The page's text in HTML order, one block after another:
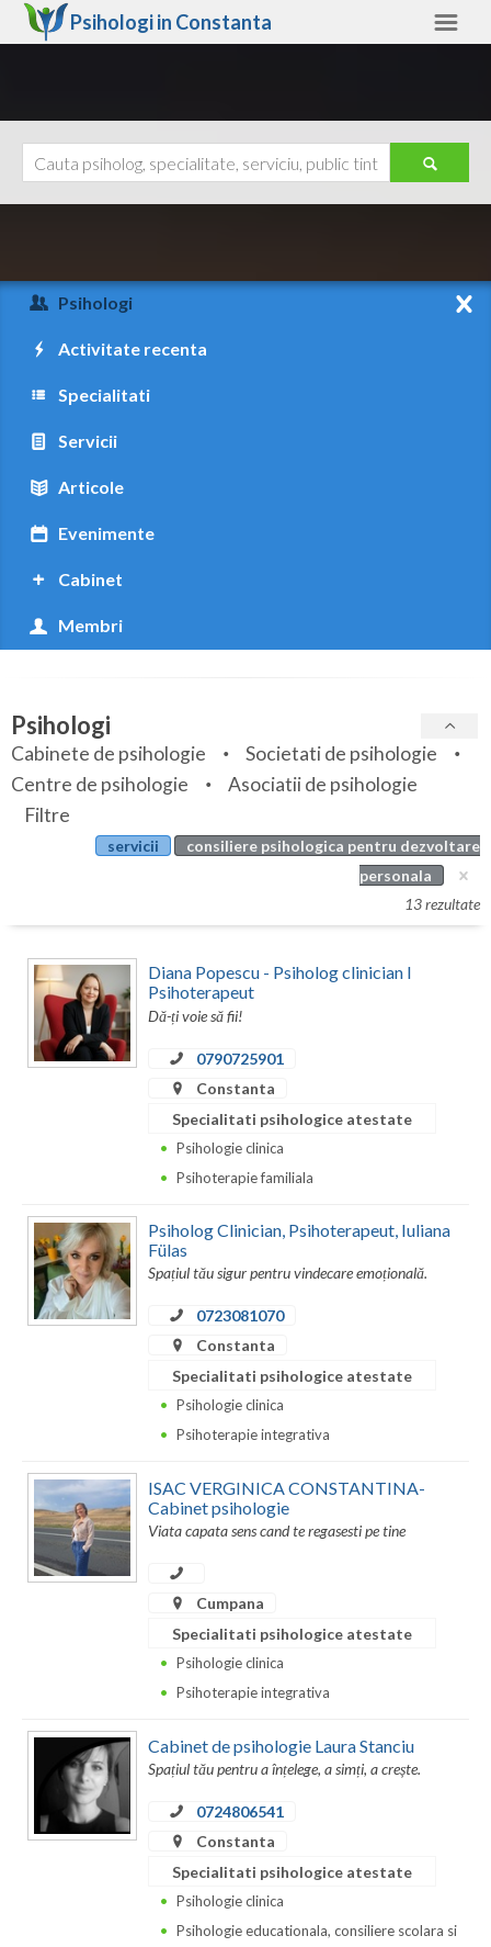
Psihologi in Constanta
Arad
Braila
Brasov
Bucuresti
Calarasi
Caras-Severin
Cluj
Constanta
Dolj
Galati
Ialomita
Iasi
Mures
Neamt
Olt
Sibiu
Suceava
Teleorman
Ajutor
Psihologi
Activitate recenta
Specialitati
Servicii
Articole
Evenimente
Cabinet
Membri
Psihologi
Cabinete de psihologie
Societati de psihologie
Centre de psihologie
Asociatii de psihologie
Filtre
servicii
consiliere psihologica pentru dezvoltare
personala
13 rezultate
Diana Popescu - Psiholog clinician I
Psihoterapeut
Dă-ți voie să fii!
0790725901
Constanta
Specialitati psihologice atestate
Psihologie clinica
Psihoterapie familiala
Psiholog Clinician, Psihoterapeut, Iuliana
Fülas
Spațiul tău sigur pentru vindecare emoțională.
0723081070
Constanta
Specialitati psihologice atestate
Psihologie clinica
Psihoterapie integrativa
ISAC VERGINICA CONSTANTINA-
Cabinet psihologie
Viata capata sens cand te regasesti pe tine
Cumpana
Specialitati psihologice atestate
Psihologie clinica
Psihoterapie integrativa
Cabinet de psihologie Laura Stanciu
Spațiul tău pentru a înțelege, a simți, a crește.
0724806541
Constanta
Specialitati psihologice atestate
Psihologie clinica
Psihologie educationala, consiliere scolara si